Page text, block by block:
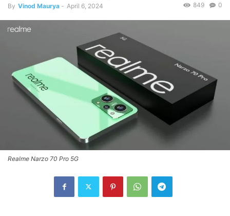
By Vinod Maurya - April 6, 2024 0
849
Realme Narzo 70 Pro 5G